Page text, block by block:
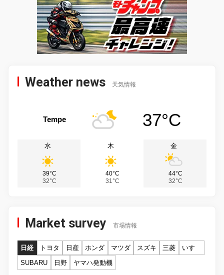
Weather news 天気情報
Tempe 37°C
水
39°C
32°C
木
40°C
31°C
金
44°C
32°C
Market survey 市場情報
日経 トヨタ 日産 ホンダ マツダ スズキ 三菱
いすゞ
SUBARU
日野 ヤマハ発動機